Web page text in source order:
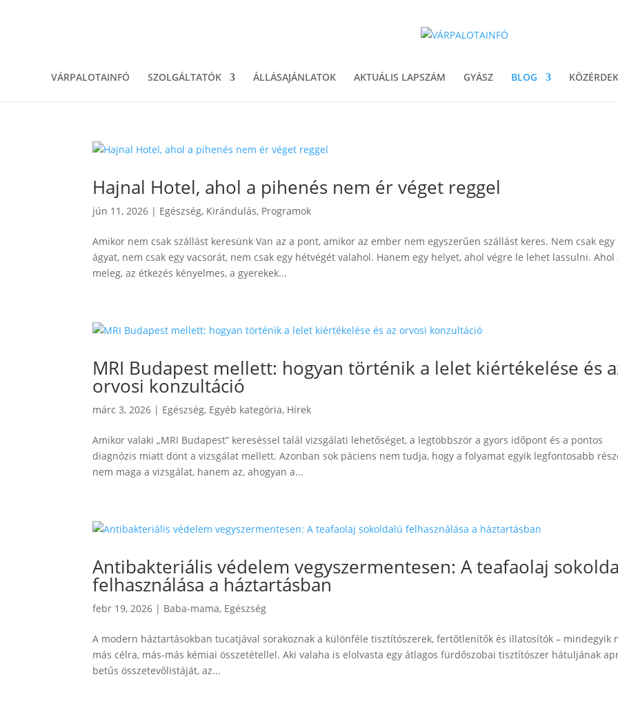
VÁRPALOTAINFÓ SZOLGÁLTATÓK ÁLLÁSAJÁNLATOK AKTUÁLIS LAPSZÁM GYÁSZ BLOG
Hajnal Hotel, ahol a pihenés nem ér véget reggel
jún 11, 2026 | Egészség, Kirándulás, Programok
Amikor nem csak szállást keresünk Van az a pont, amikor az ember nem egyszerűen szállást keres. Nem csak egy
ágyat, nem csak egy vacsorát, nem csak egy hétvégét valahol. Hanem egy helyet, ahol végre le lehet lassulni. Ahol
meleg, az étkezés kényelmes, a gyerekek...
MRI Budapest mellett: hogyan történik a lelet kiértékelése és
orvosi konzultáció
márc 3, 2026 | Egészség, Egyéb kategória, Hírek
Amikor valaki „MRI Budapest” kereséssel talál vizsgálati lehetőséget, a legtöbbször a gyors időpont és a pontos
diagnózis miatt dönt a vizsgálat mellett. Azonban sok páciens nem tudja, hogy a folyamat egyik legfontosabb
nem maga a vizsgálat, hanem az, ahogyan a...
Antibakteriális védelem vegyszermentesen: A teafaolaj
felhasználása a háztartásban
febr 19, 2026 | Baba-mama, Egészség
A modern háztartásokban tucatjával sorakoznak a különféle tisztítószerek, fertőtlenítők és illatosítók – mindegyik
más célra, más-más kémiai összetétellel. Aki valaha is elolvasta egy átlagos fürdőszobai tisztítószer hátuljának
betűs összetevőlistáját, az...